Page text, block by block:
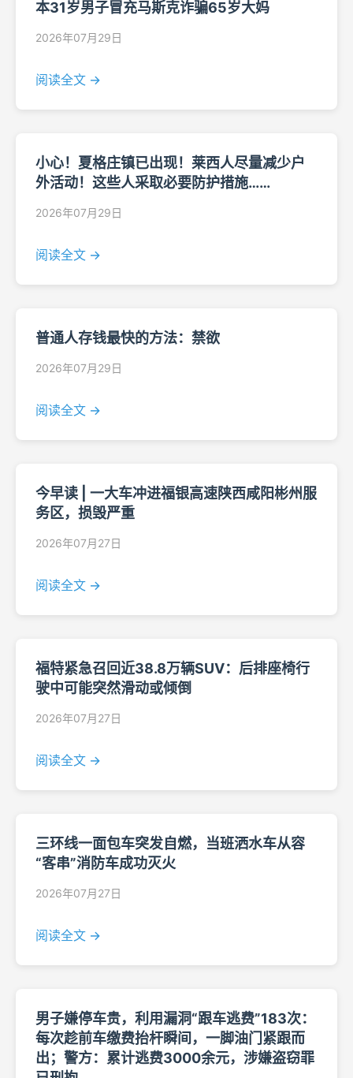
本31岁男子冒充马斯克诈骗65岁大妈
2026年07月29日
阅读全文 →
小心！夏格庄镇已出现！莱西人尽量减少户
外活动！这些人采取必要防护措施……
2026年07月29日
阅读全文 →
普通人存钱最快的方法：禁欲
2026年07月29日
阅读全文 →
今早读 | 一大车冲进福银高速陕西咸阳彬州服
务区，损毁严重
2026年07月27日
阅读全文 →
福特紧急召回近38.8万辆SUV：后排座椅行
驶中可能突然滑动或倾倒
2026年07月27日
阅读全文 →
三环线一面包车突发自燃，当班洒水车从容
“客串”消防车成功灭火
2026年07月27日
阅读全文 →
男子嫌停车贵，利用漏洞“跟车逃费”183次：
每次趁前车缴费抬杆瞬间，一脚油门紧跟而
出；警方：累计逃费3000余元，涉嫌盗窃罪